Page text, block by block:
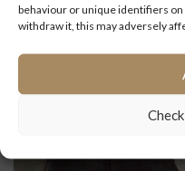
behaviour or unique identifiers
withdraw it, this may adversely